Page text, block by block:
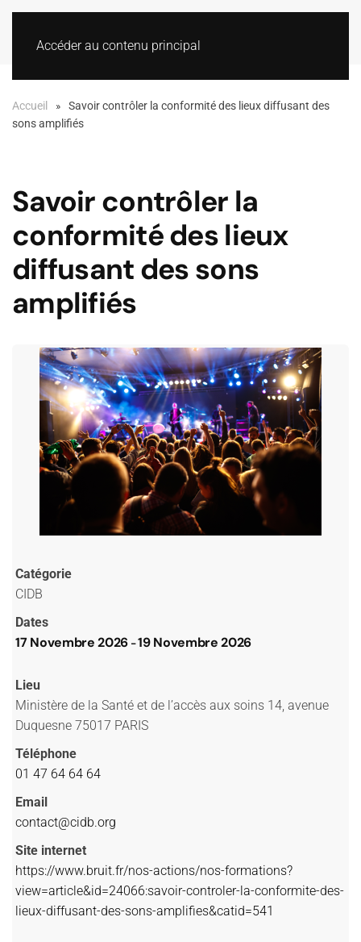
Accéder au contenu principal
Accueil
Savoir contrôler la conformité des lieux diffusant des
sons amplifiés
Savoir contrôler la
conformité des lieux
diffusant des sons
amplifiés
Catégorie
CIDB
Dates
17 Novembre 2026 -19 Novembre 2026
Lieu
Ministère de la Santé et de l’accès aux soins 14, avenue
Duquesne 75017 PARIS
Téléphone
01 47 64 64 64
Email
contact@cidb.org
Site internet
https://www.bruit.fr/nos-actions/nos-formations?
view=article&id=24066:savoir-controler-la-conformite-des-
lieux-diffusant-des-sons-amplifies&catid=541